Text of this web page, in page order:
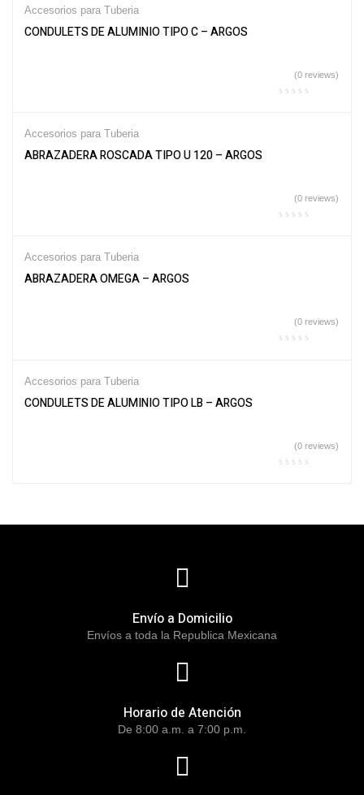
Accesorios para Tuberia
CONDULETS DE ALUMINIO TIPO C – ARGOS
(0 reviews)
Accesorios para Tuberia
ABRAZADERA ROSCADA TIPO U 120 – ARGOS
(0 reviews)
Accesorios para Tuberia
ABRAZADERA OMEGA – ARGOS
(0 reviews)
Accesorios para Tuberia
CONDULETS DE ALUMINIO TIPO LB – ARGOS
(0 reviews)
Envío a Domicilio
Envíos a toda la Republica Mexicana
Horario de Atención
De 8:00 a.m. a 7:00 p.m.